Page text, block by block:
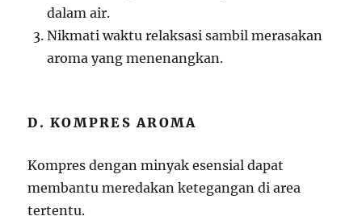
dalam air.
Nikmati waktu relaksasi sambil merasakan
aroma yang menenangkan.
D. KOMPRES AROMA
Kompres dengan minyak esensial dapat
membantu meredakan ketegangan di area
tertentu.